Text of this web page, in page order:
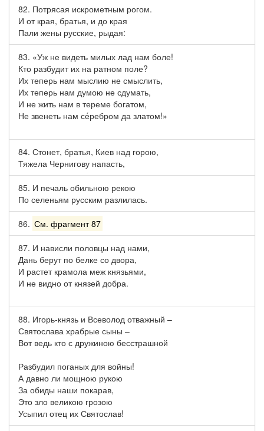
82. Потрясая искрометным рогом.
И от края, братья, и до края
Пали жены русские, рыдая:
83. «Уж не видеть милых лад нам боле!
Кто разбудит их на ратном поле?
Их теперь нам мыслию не смыслить,
Их теперь нам думою не сдумать,
И не жить нам в тереме богатом,
Не звенеть нам се́ребром да златом!»
84. Стонет, братья, Киев над горою,
Тяжела Чернигову напасть,
85. И печаль обильною рекою
По селеньям русским разлилась.
86. См. фрагмент 87
87. И нависли половцы над нами,
Дань берут по белке со двора,
И растет крамола меж князьями,
И не видно от князей добра.
88. Игорь-князь и Всеволод отважный –
Святослава храбрые сыны –
Вот ведь кто с дружиною бесстрашной
Разбудил поганых для войны!
А давно ли мощною рукою
За обиды наши покарав,
Это зло великою грозою
Усыпил отец их Святослав!